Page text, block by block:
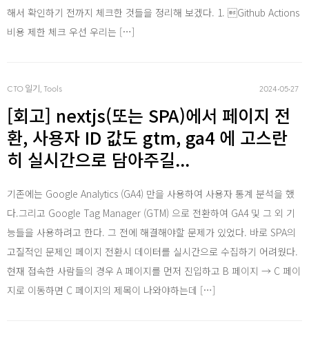
해서 확인하기 전까지 체크한 것들을 정리해 보겠다. 1. Github Actions
비용 제한 체크 우선 우리는 […]
CTO 일기, Tools 2024‧05‧27
[회고] nextjs(또는 SPA)에서 페이지 전
환, 사용자 ID 값도 gtm, ga4 에 고스란
히 실시간으로 담아주길...
기존에는 Google Analytics (GA4) 만을 사용하여 사용자 통계 분석을 했
다.그리고 Google Tag Manager (GTM) 으로 전환하여 GA4 및 그 외 기
능들을 사용하려고 한다. 그 전에 해결해야할 문제가 있었다. 바로 SPA의
고질적인 문제인 페이지 전환시 데이터를 실시간으로 수집하기 어려웠다.
현재 접속한 사람들의 경우 A 페이지를 먼저 진입하고 B 페이지 → C 페이
지로 이동하면 C 페이지의 제목이 나와야하는데 […]